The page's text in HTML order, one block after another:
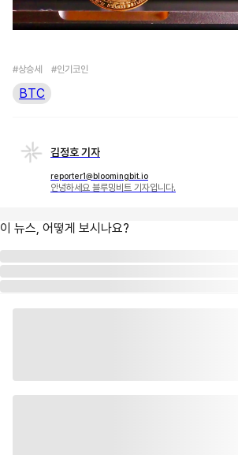
#상승세 #인기코인
BTC
김정호 기자
reporter1@bloomingbit.io
안녕하세요 블루밍비트 기자입니다.
이 뉴스, 어떻게 보시나요?